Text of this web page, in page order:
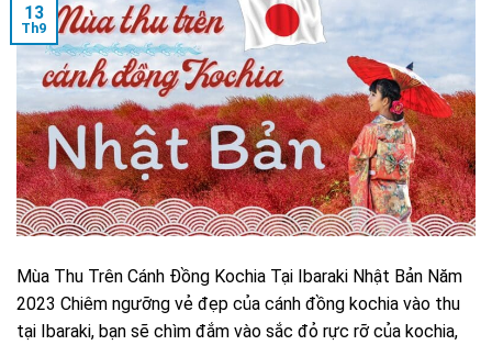
13
Th9
Mùa Thu Trên Cánh Đồng Kochia Tại Ibaraki Nhật Bản Năm
2023 Chiêm ngưỡng vẻ đẹp của cánh đồng kochia vào thu
tại Ibaraki, bạn sẽ chìm đắm vào sắc đỏ rực rỡ của kochia,